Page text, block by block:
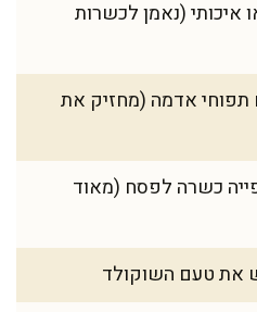
קקאו איכותי (נאמן לכשרות
קמח תפוחי אדמה (מחזיק את
כשרה לפסח (מאוד
את טעם השוקולד